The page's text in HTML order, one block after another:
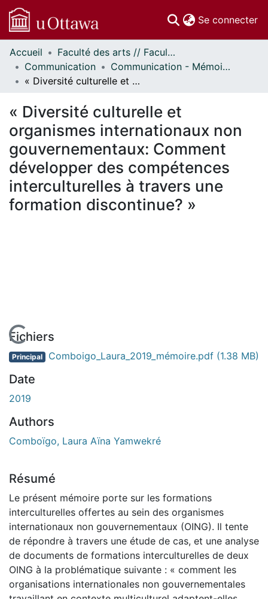
Se connecter
Communautés
et collections
Parcourir
À propos
Accueil
Faculté des arts // Faculty of Arts
Communication
Communication - Mémoires // Communication - Research Papers
« Diversité culturelle et organismes internationaux non gouvernementaux: Comment développer des compétences interculturelles à travers une formation discontinue? »
« Diversité culturelle et
organismes internationaux non
gouvernementaux: Comment
développer des compétences
interculturelles à travers une
formation discontinue? »
En cours de chargement...
Fichiers
Principal Comboigo_Laura_2019_mémoire.pdf (1.38 MB)
Date
2019
Authors
Comboïgo, Laura Aïna Yamwekré
Résumé
Le présent mémoire porte sur les formations
interculturelles offertes au sein des organismes
internationaux non gouvernementaux (OING). Il tente
de répondre à travers une étude de cas, et une analyse
de documents de formations interculturelles de deux
OING à la problématique suivante : « comment les
organisations internationales non gouvernementales